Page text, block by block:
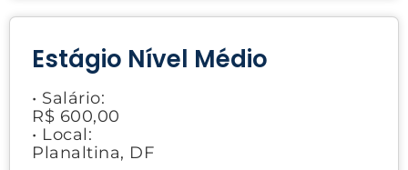
Estágio Nível Médio
• Salário:
R$ 600,00
• Local:
Planaltina, DF